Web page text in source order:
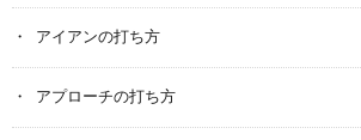
アイアンの打ち方
アプローチの打ち方